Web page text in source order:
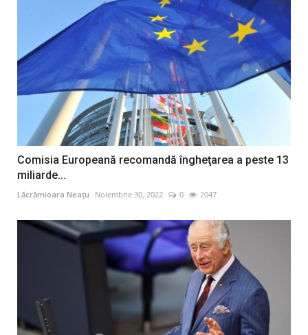
Comisia Europeană recomandă îngheţarea a peste 13
miliarde...
Lăcrămioara Neațu Noiembrie 30, 2022 0 2047